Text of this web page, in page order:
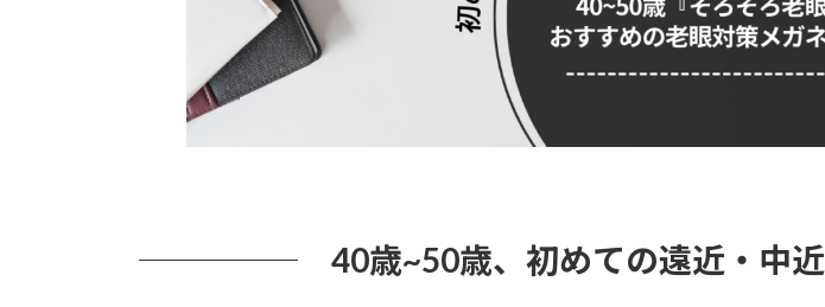
40歳~50歳、初めての遠近・中近